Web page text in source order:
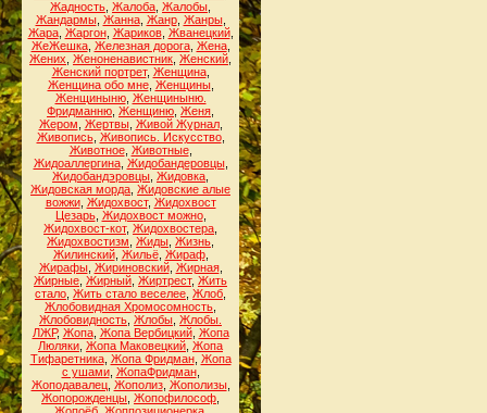
Жадность Жалоба Жалобы
Жандармы, Жанна, Жанр, Жанры,
Жара, Жаргон, Жариков, Жванецкий,
ЖеЖешка, Железная дорога, Жена,
Жених Женоненавистник Женский
Женский портрет, Женщина,
Женщина обо мне, Женщины,
Женщиныню, Женщиныню.
Фридманню Женщиню Женя
Жером Жертвы, Живой Журнал,
Живопись, Живопись. Искусство,
Животное, Животные,
Жидоаллергина, Жидобандеровцы,
Жидобандэровцы Жидовка
Жидовская морда Жидовские алые
вожжи, Жидохвост, Жидохвост
Цезарь, Жидохвост можно,
Жидохвост-кот, Жидохвостера
Жидохвостизм Жиды Жизнь
Жилинский, Жильё, Жираф,
Жирафы, Жириновский, Жирная,
Жирные Жирный Жиртрест, Жить
стало Жить стало веселее Жлоб
Жлобовидная Хромосомность
Жлобовидность Жлобы Жлобы.
ЛЖР, Жопа, Жопа Вербицкий, Жопа
Люляки Жопа Маковецкий Жопа
Тифаретника, Жопа Фридман, Жопа
с ушами, ЖопаФридман,
Жоподавалец, Жополиз, Жополизы,
Жопорожденцы Жопофилософ